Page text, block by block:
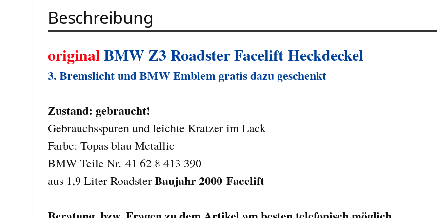
Beschreibung
originalBMW Z3 Roadster Facelift Heckdeckel
3. Bremslicht und BMW Emblem gratis dazu geschenkt
Zustand: gebraucht!
Gebrauchsspuren und leichte Kratzer im Lack
Farbe: Topas blau Metallic
BMW Teile Nr. 41 62 8 413 390
aus 1,9 Liter RoadsterBaujahr 2000 Facelift